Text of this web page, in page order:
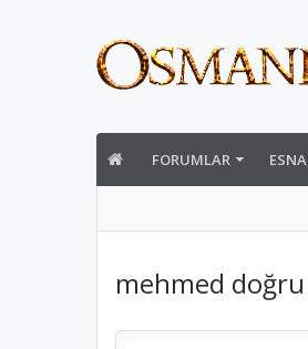
FORUMLAR
mehmed doğru